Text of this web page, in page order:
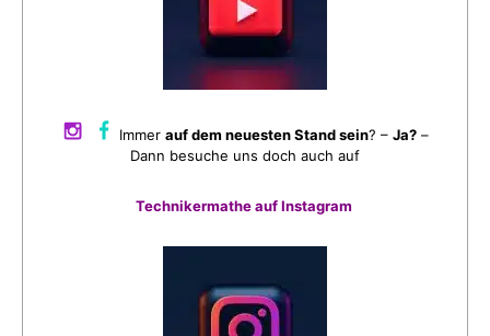
Immerauf dem neuesten Stand sein? –Ja? –
Dann besuche uns doch auch auf
Technikermathe auf Instagram